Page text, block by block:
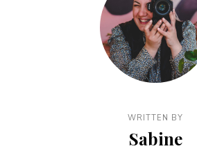
WRITTEN BY
Sabine